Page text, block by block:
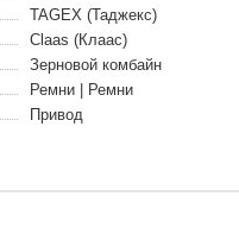
TAGEX (Таджекс)
Claas (Клаас)
Зерновой комбайн
Ремни | Ремни
Привод